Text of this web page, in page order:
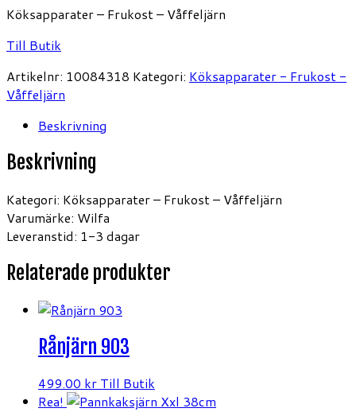
Köksapparater – Frukost – Våffeljärn
Till Butik
Artikelnr: 10084318 Kategori: Köksapparater - Frukost -
Våffeljärn
Beskrivning
Beskrivning
Kategori: Köksapparater – Frukost – Våffeljärn
Varumärke: Wilfa
Leveranstid: 1-3 dagar
Relaterade produkter
Rånjärn 903
499.00 kr Till Butik
Rea!